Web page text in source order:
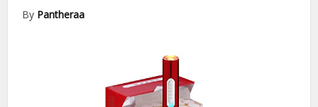
By Pantheraa